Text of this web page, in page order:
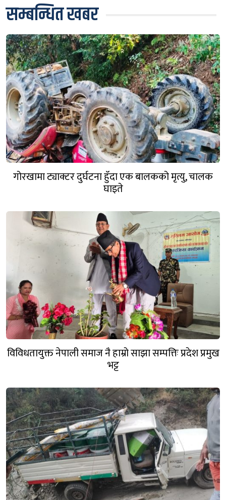
सम्बन्धित खबर
गोरखामा ट्याक्टर दुर्घटना हुँदा एक बालकको मृत्यु, चालक
घाइते
विविधतायुक्त नेपाली समाज नै हाम्रो साझा सम्पत्तिः प्रदेश प्रमुख
भट्ट